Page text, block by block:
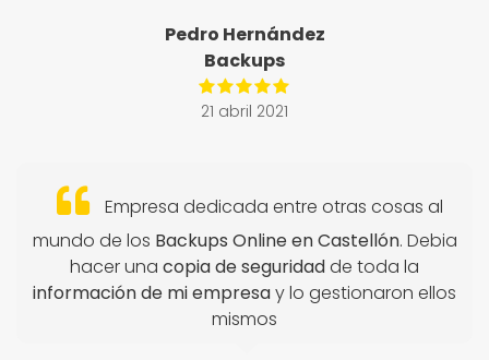
Pedro Hernández
Backups
21 abril 2021
Empresa dedicada entre otras cosas al
mundo de los Backups Online en Castellón. Debia
hacer una copia de seguridadde toda la
información de mi empresay lo gestionaron ellos
mismos